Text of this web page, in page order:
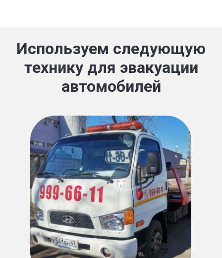
Используем следующую
технику для эвакуации
автомобилей